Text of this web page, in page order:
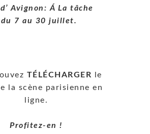
Avignon: Á La tâche
du 7 au 30 juillet.
TÉLÉCHARGER le
la scène parisienne en
ligne.
Profitez-en !